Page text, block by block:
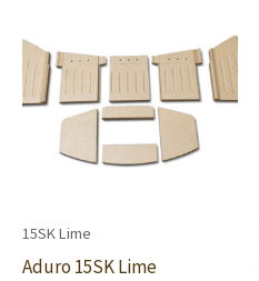
15SK Lime
Aduro 15SK Lime